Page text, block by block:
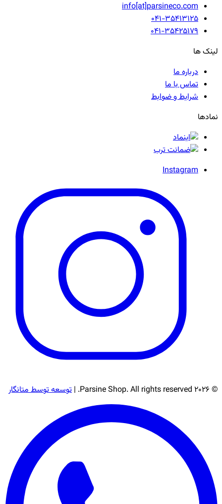
info[at]parsineco.com
041-35413125
041-35425179
لینک ها
درباره ما
تماس با ما
شرایط و ضوابط
نمادها
Instagram
© 2026 Parsine Shop. All rights reserved. | توسعه توسط متانگار